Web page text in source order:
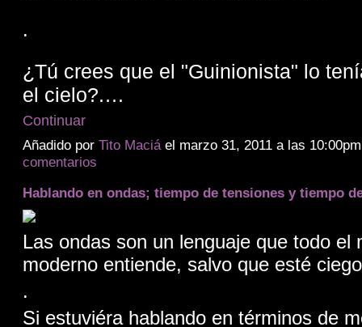
.
¿Tú crees que el "Guinionista" lo
el cielo?.…
Continuar
Añadido por Tito Maciáel marzo 31, 2011 a las
comentarios
Hablando en ondas; tiempo de tensiones y tiempo
Las ondas son un lenguaje que todo el
moderno entiende, salvo que esté
.
Si estuviéra hablando en términos de